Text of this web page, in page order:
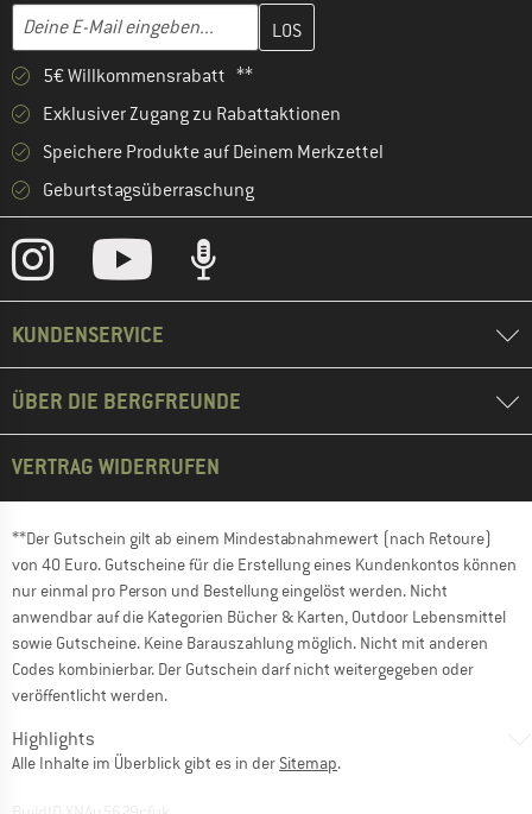
E-Mail-Adresse
Gib hier deine E-Mail-Adresse ein und erstelle im nächsten
5€ Willkommensrabatt **
Exklusiver Zugang zu Rabattaktionen
Speichere Produkte auf Deinem Merkzettel
Geburtstagsüberraschung
KUNDENSERVICE
ÜBER DIE BERGFREUNDE
VERTRAG WIDERRUFEN
**Der Gutschein gilt ab einem Mindestabnahmewert (nach Retoure)
von 40 Euro. Gutscheine für die Erstellung eines Kundenkontos können
nur einmal pro Person und Bestellung eingelöst werden. Nicht
anwendbar auf die Kategorien Bücher & Karten, Outdoor Lebensmittel
sowie Gutscheine. Keine Barauszahlung möglich. Nicht mit anderen
Codes kombinierbar. Der Gutschein darf nicht weitergegeben oder
veröffentlicht werden.
Highlights
Alle Inhalte im Überblick gibt es in der Sitemap.